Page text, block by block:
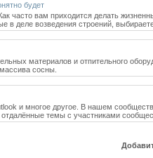
будет
часто вам приходится делать
в деле возведения строений,
материалов и отпительного
сосны.
и многое другое. В нашем
темы с участниками